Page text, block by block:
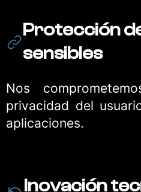
Protección
sensibles
Nos
privacidad del
aplicaciones.
Inovación